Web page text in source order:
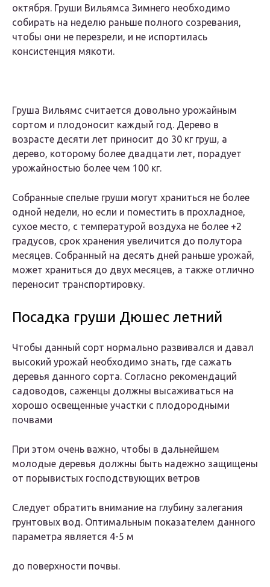
октября. Груши Вильямса Зимнего необходимо
собирать на неделю раньше полного созревания,
чтобы они не перезрели, и не испортилась
консистенция мякоти.
Груша Вильямс считается довольно урожайным
сортом и плодоносит каждый год. Дерево в
возрасте десяти лет приносит до 30 кг груш, а
дерево, которому более двадцати лет, порадует
урожайностью более чем 100 кг.
Собранные спелые груши могут храниться не более
одной недели, но если и поместить в прохладное,
сухое место, с температурой воздуха не более +2
градусов, срок хранения увеличится до полутора
месяцев. Собранный на десять дней раньше урожай,
может храниться до двух месяцев, а также отлично
переносит транспортировку.
Посадка груши Дюшес летний
Чтобы данный сорт нормально развивался и давал
высокий урожай необходимо знать, где сажать
деревья данного сорта. Согласно рекомендаций
садоводов, саженцы должны высаживаться на
хорошо освещенные участки с плодородными
почвами
При этом очень важно, чтобы в дальнейшем
молодые деревья должны быть надежно защищены
от порывистых господствующих ветров
Следует обратить внимание на глубину залегания
грунтовых вод. Оптимальным показателем данного
параметра является 4-5 м
до поверхности почвы.